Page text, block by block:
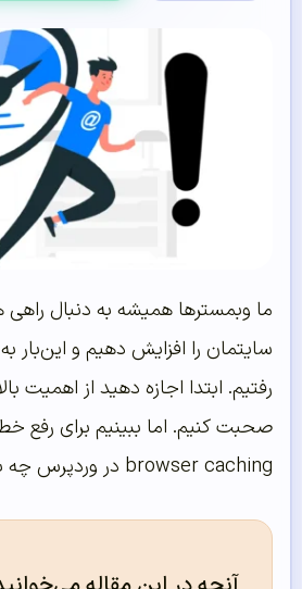
ما وبمستر‌ها همیشه به دنبال
سایتمان را افزایش دهیم و
رفتیم. ابتدا اجازه دهید از اهمیت
browser caching در وردپرس چه باید کرد.